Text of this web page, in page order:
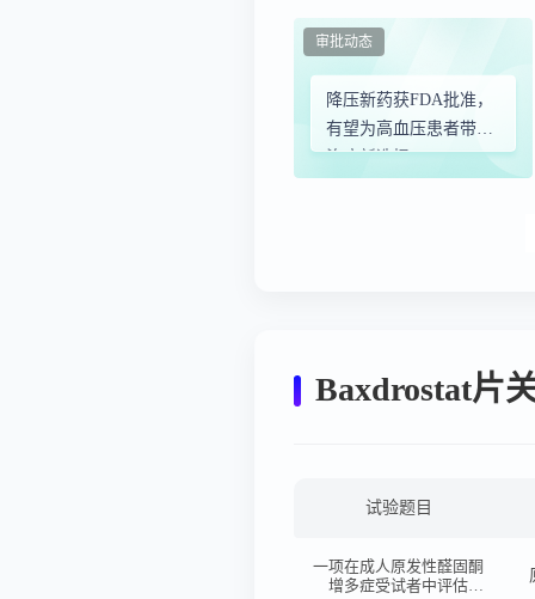
降压新药获FDA批准，
有望为高血压患者带来
治疗新选择
审批动态
Baxdrostat片
试验题目
一项在成人原发性醛固酮
增多症受试者中评估